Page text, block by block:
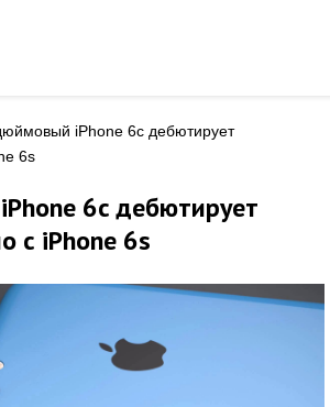
iPhone 6c дебютирует
6s
6c дебютирует
с iPhone 6s